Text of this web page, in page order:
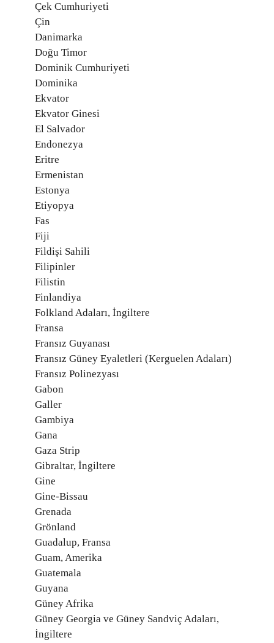
Çek Cumhuriyeti
Çin
Danimarka
Doğu Timor
Dominik Cumhuriyeti
Dominika
Ekvator
Ekvator Ginesi
El Salvador
Endonezya
Eritre
Ermenistan
Estonya
Etiyopya
Fas
Fiji
Fildişi Sahili
Filipinler
Filistin
Finlandiya
Folkland Adaları, İngiltere
Fransa
Fransız Guyanası
Fransız Güney Eyaletleri (Kerguelen Adaları)
Fransız Polinezyası
Gabon
Galler
Gambiya
Gana
Gaza Strip
Gibraltar, İngiltere
Gine
Gine-Bissau
Grenada
Grönland
Guadalup, Fransa
Guam, Amerika
Guatemala
Guyana
Güney Afrika
Güney Georgia ve Güney Sandviç Adaları,
İngiltere